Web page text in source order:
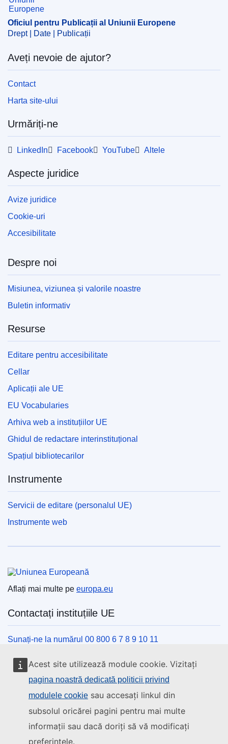
Acest site utilizează module cookie. Vizitați
pagina noastră dedicată politicii privind
modulele cookie sau accesați linkul din
subsolul oricărei pagini pentru mai multe
informații sau dacă doriți să vă modificați
preferințele.
Oficiul pentru Publicații al Uniunii Europene
Drept | Date | Publicații
Aveți nevoie de ajutor?
Contact
Harta site-ului
Urmăriți-ne
LinkedIn Facebook YouTube Altele
Aspecte juridice
Avize juridice
Cookie-uri
Accesibilitate
Despre noi
Misiunea, viziunea și valorile noastre
Buletin informativ
Resurse
Editare pentru accesibilitate
Cellar
Aplicații ale UE
EU Vocabularies
Arhiva web a instituțiilor UE
Ghidul de redactare interinstituțional
Spațiul bibliotecarilor
Instrumente
Servicii de editare (personalul UE)
Instrumente web
Aflați mai multe pe europa.eu
Contactați instituțiile UE
Sunați-ne la numărul 00 800 6 7 8 9 10 11
Utilizați alte opțiuni telefonice
Scrieți-ne completând formularul de contact